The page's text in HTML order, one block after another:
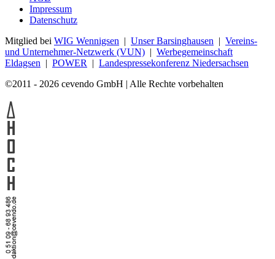
Impressum
Datenschutz
Mitglied bei WIG Wennigsen | Unser Barsinghausen | Vereins-
und Unternehmer-Netzwerk (VUN) | Werbegemeinschaft
Eldagsen | POWER | Landespressekonferenz Niedersachsen
©2011 - 2026 cevendo GmbH | Alle Rechte vorbehalten